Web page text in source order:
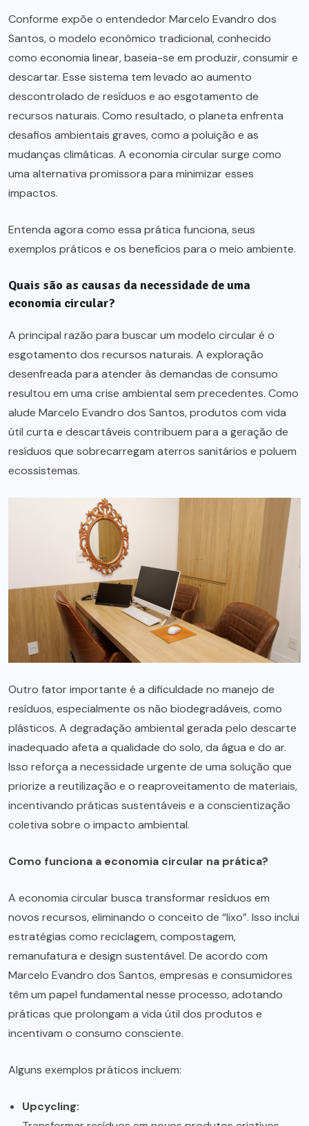
Conforme expõe o entendedor Marcelo Evandro dos
Santos, o modelo econômico tradicional, conhecido
como economia linear, baseia-se em produzir, consumir e
descartar. Esse sistema tem levado ao aumento
descontrolado de resíduos e ao esgotamento de
recursos naturais. Como resultado, o planeta enfrenta
desafios ambientais graves, como a poluição e as
mudanças climáticas. A economia circular surge como
uma alternativa promissora para minimizar esses
impactos.
Entenda agora como essa prática funciona, seus
exemplos práticos e os benefícios para o meio ambiente.
Quais são as causas da necessidade de uma
economia circular?
A principal razão para buscar um modelo circular é o
esgotamento dos recursos naturais. A exploração
desenfreada para atender às demandas de consumo
resultou em uma crise ambiental sem precedentes. Como
alude Marcelo Evandro dos Santos, produtos com vida
útil curta e descartáveis contribuem para a geração de
resíduos que sobrecarregam aterros sanitários e poluem
ecossistemas.
Outro fator importante é a dificuldade no manejo de
resíduos, especialmente os não biodegradáveis, como
plásticos. A degradação ambiental gerada pelo descarte
inadequado afeta a qualidade do solo, da água e do ar.
Isso reforça a necessidade urgente de uma solução que
priorize a reutilização e o reaproveitamento de materiais,
incentivando práticas sustentáveis e a conscientização
coletiva sobre o impacto ambiental.
Como funciona a economia circular na prática?
A economia circular busca transformar resíduos em
novos recursos, eliminando o conceito de “lixo”. Isso inclui
estratégias como reciclagem, compostagem,
remanufatura e design sustentável. De acordo com
Marcelo Evandro dos Santos, empresas e consumidores
têm um papel fundamental nesse processo, adotando
práticas que prolongam a vida útil dos produtos e
incentivam o consumo consciente.
Alguns exemplos práticos incluem:
Upcycling: